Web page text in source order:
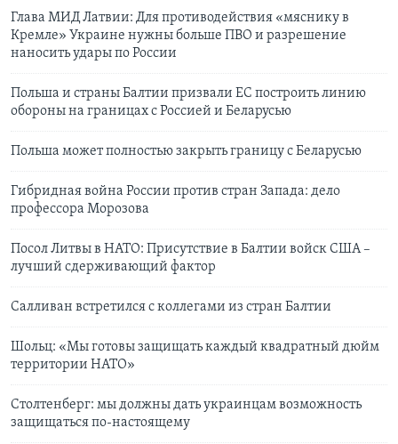
Глава МИД Латвии: Для противодействия «мяснику в
Кремле» Украине нужны больше ПВО и разрешение
наносить удары по России
Польша и страны Балтии призвали ЕС построить линию
обороны на границах с Россией и Беларусью
Польша может полностью закрыть границу с Беларусью
Гибридная война России против стран Запада: дело
профессора Морозова
Посол Литвы в НАТО: Присутствие в Балтии войск США –
лучший сдерживающий фактор
Салливан встретился с коллегами из стран Балтии
Шольц: «Мы готовы защищать каждый квадратный дюйм
территории НАТО»
Столтенберг: мы должны дать украинцам возможность
защищаться по-настоящему